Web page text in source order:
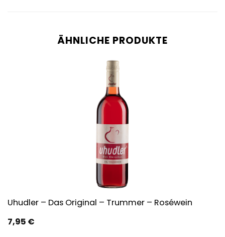
ÄHNLICHE PRODUKTE
Uhudler – Das Original – Trummer – Roséwein
7,95 €